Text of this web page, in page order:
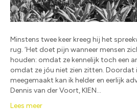
Minstens twee keer kreeg hij het
rug. ‘Het doet pijn wanneer mensen
houden: omdat ze kennelijk toch een
omdat ze jóu niet zien zitten. Doordat
meegemaakt kan ik helder en eerlijk
Dennis van der Voort, KIEN…
Lees meer